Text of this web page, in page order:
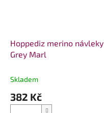
Hoppediz merino návleky
Grey Marl
Skladem
382 Kč